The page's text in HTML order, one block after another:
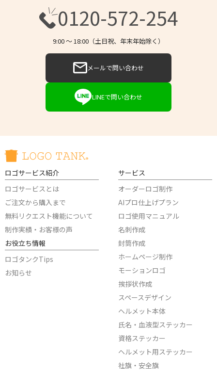
0120-572-254
9:00 〜 18:00（土日祝、年末年始除く）
メールで問い合わせ
LINEで問い合わせ
ロゴサービス紹介
ロゴサービスとは
ご注文から購入まで
無料リクエスト機能について
制作実績・お客様の声
お役立ち情報
ロゴタンクTips
お知らせ
サービス
オーダーロゴ制作
AIプロ仕上げプラン
ロゴ使用マニュアル
名刺作成
封筒作成
ホームページ制作
モーションロゴ
挨拶状作成
スペースデザイン
ヘルメット本体
氏名・血液型ステッカー
資格ステッカー
ヘルメット用ステッカー
社旗・安全旗